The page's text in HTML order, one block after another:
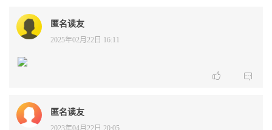
匿名读友
2025年02月22日 16:11
 
匿名读友